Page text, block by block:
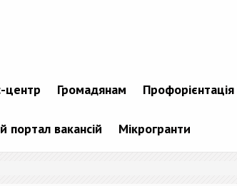
центр Громадянам Профорієнтація
портал вакансій Мікрогранти